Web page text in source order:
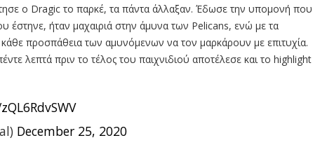
ο Dragic το παρκέ, τα πάντα άλλαξαν. Έδωσε την υπομονή που
έστηνε, ήταν μαχαιριά στην άμυνα των Pelicans, ενώ με τα
προσπάθεια των αμυνόμενων να τον μαρκάρουν με επιτυχία.
λεπτά πριν το τέλος του παιχνιδιού αποτέλεσε και το highlight
December 25, 2020